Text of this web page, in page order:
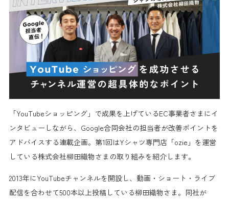
「YouTubeショッピング」で成果を上げているEC事業者さまにイ
ンタビューしながら、Google合同会社の担当者が改善ポイントを
アドバイスする連載企画。第1回はYシャツ専門店「ozie」を運営
している株式会社柳田織物さまの取り組みを紹介します。
2013年にYouTubeチャンネルを開設し、動画・ショート・ライブ
配信を合わせて500本以上投稿している柳田織物さま。同社が